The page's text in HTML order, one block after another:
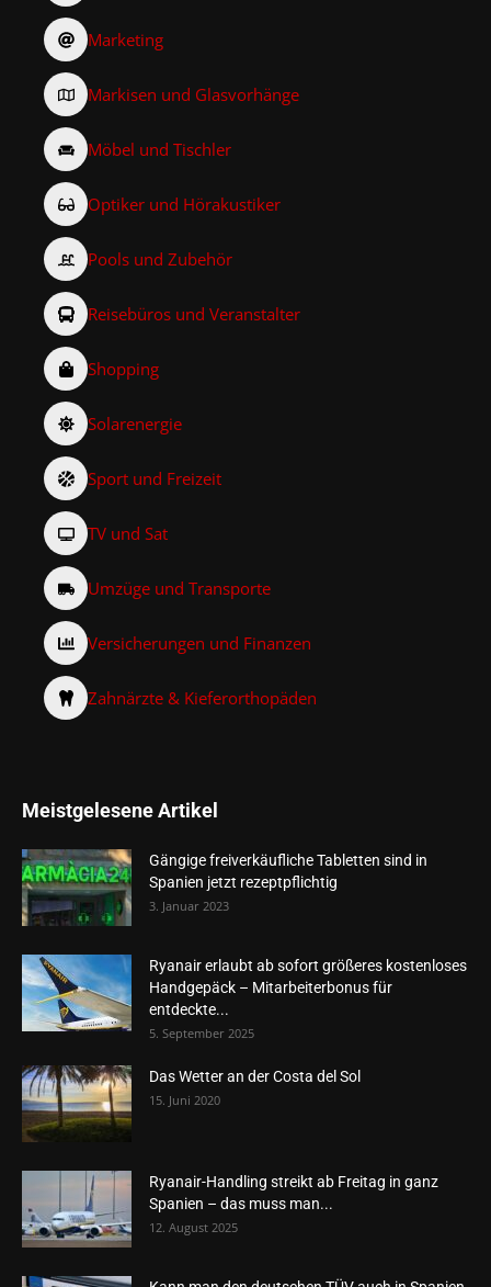
Marketing
Markisen und Glasvorhänge
Möbel und Tischler
Optiker und Hörakustiker
Pools und Zubehör
Reisebüros und Veranstalter
Shopping
Solarenergie
Sport und Freizeit
TV und Sat
Umzüge und Transporte
Versicherungen und Finanzen
Zahnärzte & Kieferorthopäden
Meistgelesene Artikel
Gängige freiverkäufliche Tabletten sind in
Spanien jetzt rezeptpflichtig
3. Januar 2023
Ryanair erlaubt ab sofort größeres kostenloses
Handgepäck – Mitarbeiterbonus für
entdeckte...
5. September 2025
Das Wetter an der Costa del Sol
15. Juni 2020
Ryanair-Handling streikt ab Freitag in ganz
Spanien – das muss man...
12. August 2025